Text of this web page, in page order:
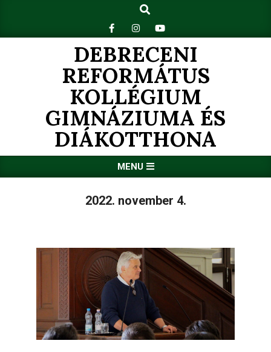
content
Search
DEBRECENI
REFORMÁTUS
KOLLÉGIUM
GIMNÁZIUMA ÉS
DIÁKOTTHONA
Navigation
MENU
2022. november 4.